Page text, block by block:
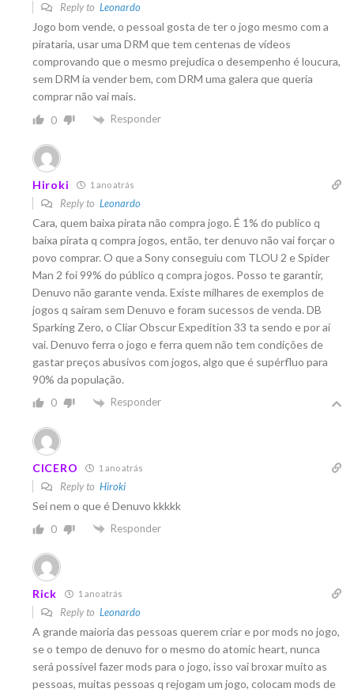
Reply to Leonardo
Jogo bom vende, o pessoal gosta de ter o jogo mesmo com a
pirataria, usar uma DRM que tem centenas de vídeos
comprovando que o mesmo prejudica o desempenho é loucura,
sem DRM ia vender bem, com DRM uma galera que queria
comprar não vai mais.
0 Responder
Hiroki 1 ano atrás
Reply to Leonardo
Cara, quem baixa pirata não compra jogo. É 1% do publico q
baixa pirata q compra jogos, então, ter denuvo não vai forçar o
povo comprar. O que a Sony conseguiu com TLOU 2 e Spider
Man 2 foi 99% do público q compra jogos. Posso te garantir,
Denuvo não garante venda. Existe milhares de exemplos de
jogos q sairam sem Denuvo e foram sucessos de venda. DB
Sparking Zero, o Cliar Obscur Expedition 33 ta sendo e por aí
vai. Denuvo ferra o jogo e ferra quem não tem condições de
gastar preços abusivos com jogos, algo que é supérfluo para
90% da população.
0 Responder
CICERO 1 ano atrás
Reply to Hiroki
Sei nem o que é Denuvo kkkkk
0 Responder
Rick 1 ano atrás
Reply to Leonardo
A grande maioria das pessoas querem criar e por mods no jogo,
se o tempo de denuvo for o mesmo do atomic heart, nunca
será possível fazer mods para o jogo, isso vai broxar muito as
pessoas, muitas pessoas q rejogam um jogo, colocam mods de